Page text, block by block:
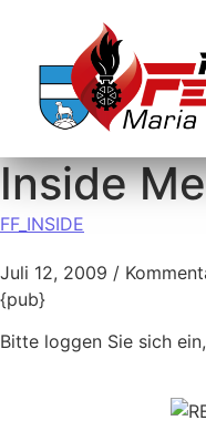
Inside
FF_INSIDE
Juli 12, 2009 /
{pub}
Bitte loggen Sie sich